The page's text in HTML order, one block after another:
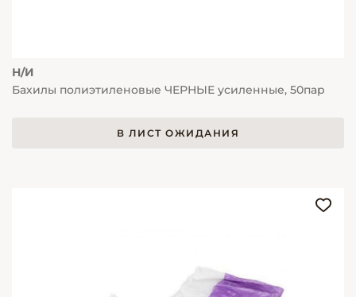
Н/И
Бахилы полиэтиленовые ЧЕРНЫЕ усиленные, 50пар
В ЛИСТ ОЖИДАНИЯ